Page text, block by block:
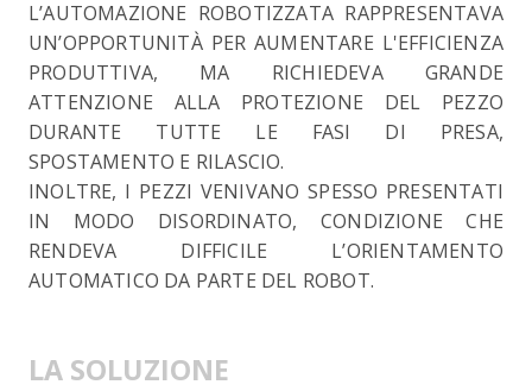
L’AUTOMAZIONE ROBOTIZZATA RAPPRESENTAVA
UN’OPPORTUNITÀ PER AUMENTARE L'EFFICIENZA
PRODUTTIVA, MA RICHIEDEVA GRANDE
ATTENZIONE ALLA PROTEZIONE DEL PEZZO
DURANTE TUTTE LE FASI DI PRESA,
SPOSTAMENTO E RILASCIO.
INOLTRE, I PEZZI VENIVANO SPESSO PRESENTATI
IN MODO DISORDINATO, CONDIZIONE CHE
RENDEVA DIFFICILE L’ORIENTAMENTO
AUTOMATICO DA PARTE DEL ROBOT.
LA SOLUZIONE